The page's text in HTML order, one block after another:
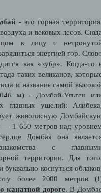
- это горная
и вековых лесов.
к лицу с
энергией гор.
как «зубр». Когда-то
таких великанов,
и название самой
м) - Домбай-Ульген
главных ущелий:
живописную
1 650 метров над
Домбая она
с
территории. Для
коснуться
более 2000 метров
канатной дороге. В